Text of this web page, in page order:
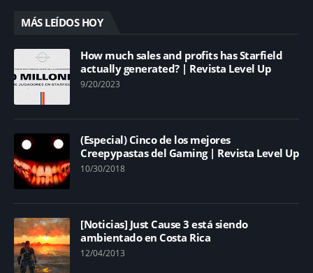
MÁS LEÍDOS HOY
How much sales and profits has Starfield
actually generated? | Revista Level Up
9/20/2023
(Especial) Cinco de los mejores
Creepypastas del Gaming | Revista Level Up
10/30/2018
[Noticias] Just Cause 3 está siendo
ambientado en Costa Rica
12/04/2013